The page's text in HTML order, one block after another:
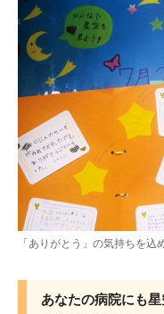
「ありがとう」の気持ちを
あなたの病院にも